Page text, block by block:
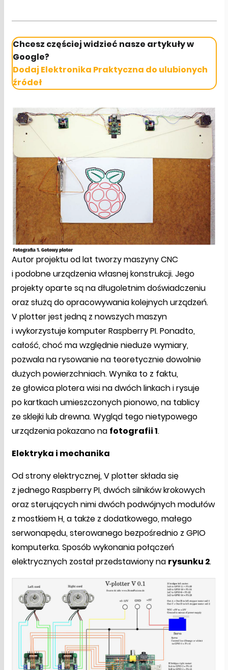
Chcesz częściej widzieć nasze artykuły w
Google?
Dodaj Elektronika Praktyczna do ulubionych
źródeł
Autor projektu od lat tworzy maszyny CNC
i podobne urządzenia własnej konstrukcji. Jego
projekty oparte są na długoletnim doświadczeniu
oraz służą do opracowywania kolejnych urządzeń.
V plotter jest jedną z nowszych maszyn
i wykorzystuje komputer Raspberry PI. Ponadto,
całość, choć ma względnie nieduże wymiary,
pozwala na rysowanie na teoretycznie dowolnie
dużych powierzchniach. Wynika to z faktu,
że głowica plotera wisi na dwóch linkach i rysuje
po kartkach umieszczonych pionowo, na tablicy
ze sklejki lub drewna. Wygląd tego nietypowego
urządzenia pokazano na fotografii 1.
Elektryka i mechanika
Od strony elektrycznej, V plotter składa się
z jednego Raspberry PI, dwóch silników krokowych
oraz sterujących nimi dwóch podwójnych modułów
z mostkiem H, a także z dodatkowego, małego
serwonapędu, sterowanego bezpośrednio z GPIO
komputerka. Sposób wykonania połączeń
elektrycznych został przedstawiony na rysunku 2.